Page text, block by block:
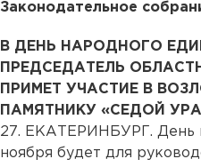
Законодательное
В ДЕНЬ НАРОДНОГО
ПРЕДСЕДАТЕЛЬ
ПРИМЕТ УЧАСТИЕ В
ПАМЯТНИКУ «СЕДОЙ
27. ЕКАТЕРИНБУРГ. День
ноября будет для